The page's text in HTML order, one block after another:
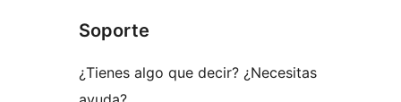
estrellas
Soporte
¿Tienes algo que decir? ¿Necesitas